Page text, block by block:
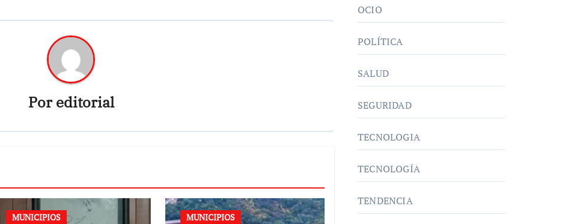
Poreditorial
MUNICIPIOS MUNICIPIOS
OCIO
POLÍTICA
SALUD
SEGURIDAD
TECNOLOGIA
TECNOLOGÍA
TENDENCIA